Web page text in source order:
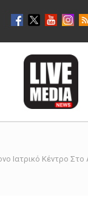
Ιατρικό Κέντρο